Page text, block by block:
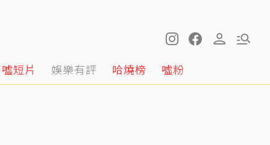
噓短片 娛樂有評 哈燒榜 噓粉